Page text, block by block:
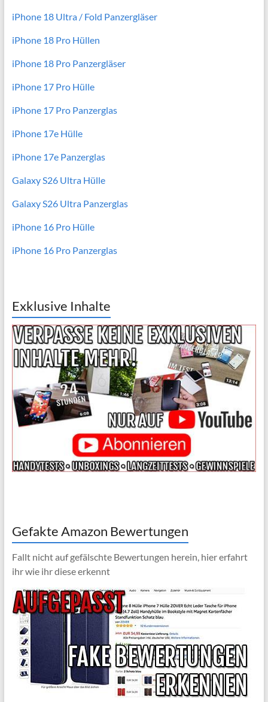
iPhone 18 Ultra / Fold Panzergläser
iPhone 18 Pro Hüllen
iPhone 18 Pro Panzergläser
iPhone 17 Pro Hülle
iPhone 17 Pro Panzerglas
iPhone 17e Hülle
iPhone 17e Panzerglas
Galaxy S26 Ultra Hülle
Galaxy S26 Ultra Panzerglas
iPhone 16 Pro Hülle
iPhone 16 Pro Panzerglas
Exklusive Inhalte
Gefakte Amazon Bewertungen
Fallt nicht auf gefälschte Bewertungen herein, hier erfahrt
ihr wie ihr diese erkennt